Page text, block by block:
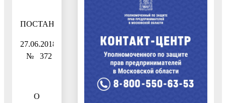
ПОСТАНОВЛЕНИЕ
27.06.2018
№ 372
О